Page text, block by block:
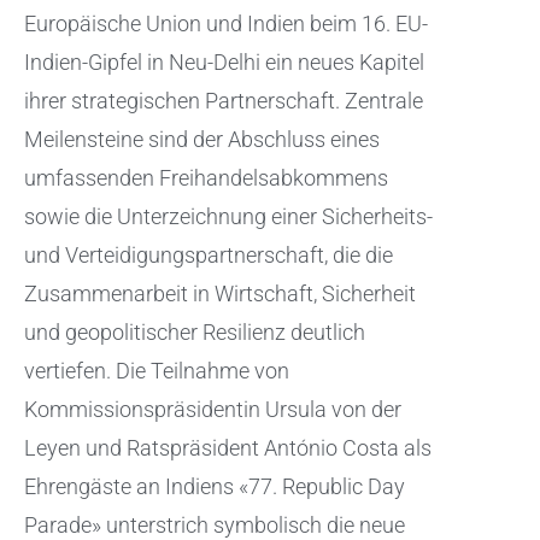
Europäische Union und Indien beim 16. EU-
Indien-Gipfel in Neu-Delhi ein neues Kapitel
ihrer strategischen Partnerschaft. Zentrale
Meilensteine sind der Abschluss eines
umfassenden Freihandelsabkommens
sowie die Unterzeichnung einer Sicherheits-
und Verteidigungspartnerschaft, die die
Zusammenarbeit in Wirtschaft, Sicherheit
und geopolitischer Resilienz deutlich
vertiefen. Die Teilnahme von
Kommissionspräsidentin Ursula von der
Leyen und Ratspräsident António Costa als
Ehrengäste an Indiens «77. Republic Day
Parade» unterstrich symbolisch die neue